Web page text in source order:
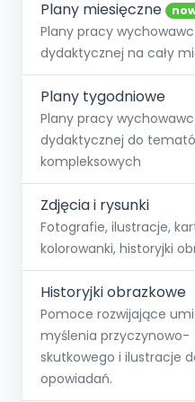
Społeczność
+48 12 631 04
O miesięczniku
Strona główna
O Akademii
Poznaj pakiet MAX
Testuj przez 7
Wszystkie projekty
Skontaktuj się
Dodaj wpis
Plany miesięczne
Plany pracy
dydaktycznej na cały
Plany tygodniowe
Plany pracy
dydaktycznej do
kompleksowych
Zdjęcia i rysunki
Fotografie, ilustracje,
kolorowanki, historyjki
Historyjki obrazkowe
Pomoce rozwijające
myślenia przyczynowo-
skutkowego i ilustracje
opowiadań.